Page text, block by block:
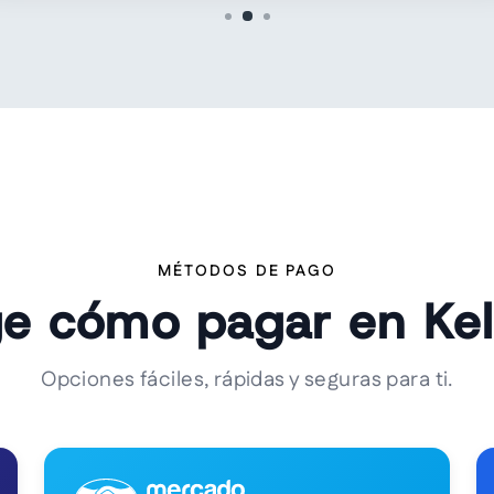
MÉTODOS DE PAGO
cómo pagar en
Opciones fáciles, rápidas y seguras para ti.